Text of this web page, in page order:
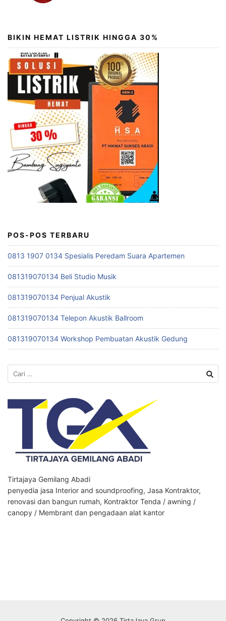
BIKIN HEMAT LISTRIK HINGGA 30%
POS-POS TERBARU
0813 1907 0134 Spesialis Peredam Suara Apartemen
081319070134 Beli Studio Musik
081319070134 Penjual Akustik
081319070134 Telepon Akustik Ballroom
081319070134 Workshop Pembuatan Akustik Gedung
Cari
untuk:
Tirtajaya Gemilang Abadi
penyedia jasa Interior and soundproofing, Jasa Kontraktor,
renovasi dan bangun rumah, Kontraktor Tenda / awning /
canopy / Membrant dan pengadaan alat kantor